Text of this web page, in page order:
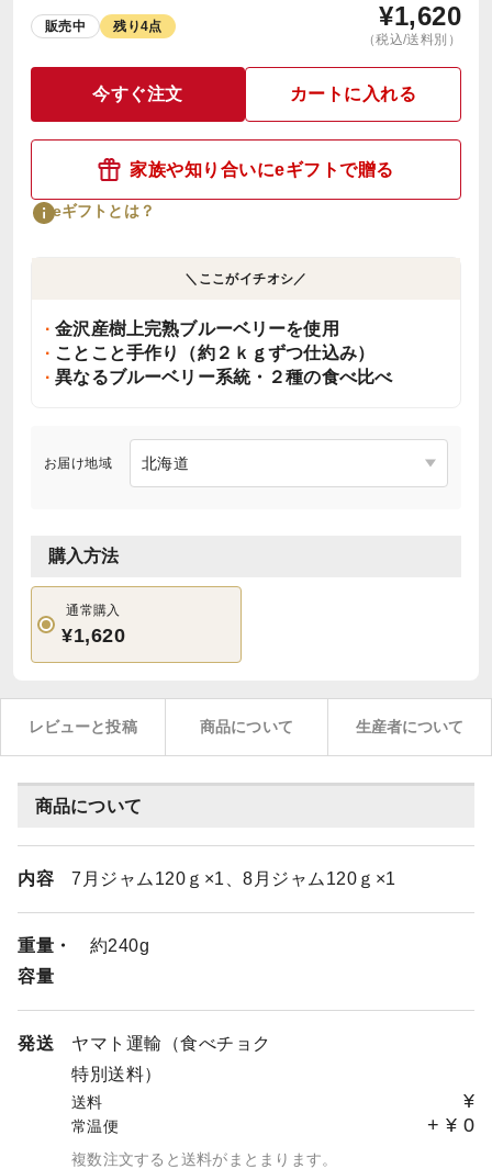
販売中 残り4点 ¥1,620
（税込/送料別）
今すぐ注文 カートに入れる
家族や知り合いにeギフトで贈る
eギフトとは？
＼ここがイチオシ／
金沢産樹上完熟ブルーベリーを使用
ことこと手作り（約２ｋｇずつ仕込み）
異なるブルーベリー系統・２種の食べ比べ
お届け地域
購入方法
通常購入
¥1,620
レビューと投稿 商品について 生産者について
商品について
内容 7月ジャム120ｇ×1、8月ジャム120ｇ×1
重量・
容量
約240g
発送
ヤマト運輸（食べチョク
特別送料）
送料 ¥
常温便 + ¥ 0
複数注文すると送料がまとまります。